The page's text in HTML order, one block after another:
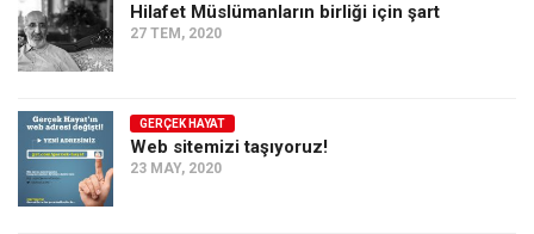
Hilafet Müslümanların birliği için şart
27 TEM, 2020
GERÇEK HAYAT
Web sitemizi taşıyoruz!
23 MAY, 2020